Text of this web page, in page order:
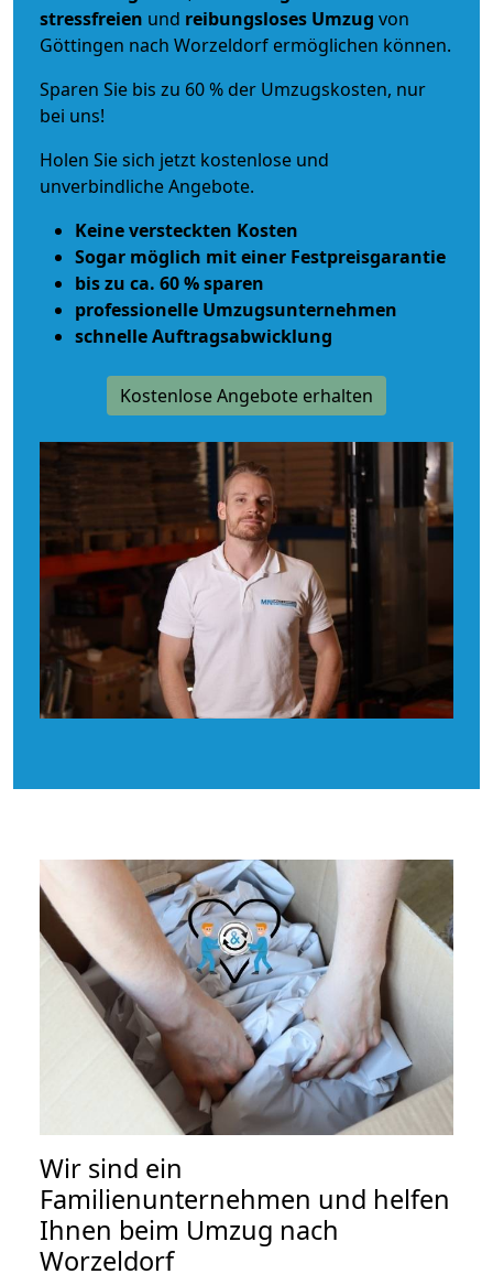
stressfreien und reibungsloses Umzug von
Göttingen nach Worzeldorf ermöglichen können.
Sparen Sie bis zu 60 % der Umzugskosten, nur
bei uns!
Holen Sie sich jetzt kostenlose und
unverbindliche Angebote.
Keine versteckten Kosten
Sogar möglich mit einer Festpreisgarantie
bis zu ca. 60 % sparen
professionelle Umzugsunternehmen
schnelle Auftragsabwicklung
Kostenlose Angebote erhalten
Wir sind ein
Familienunternehmen und helfen
Ihnen beim Umzug nach
Worzeldorf